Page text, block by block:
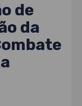
de
da